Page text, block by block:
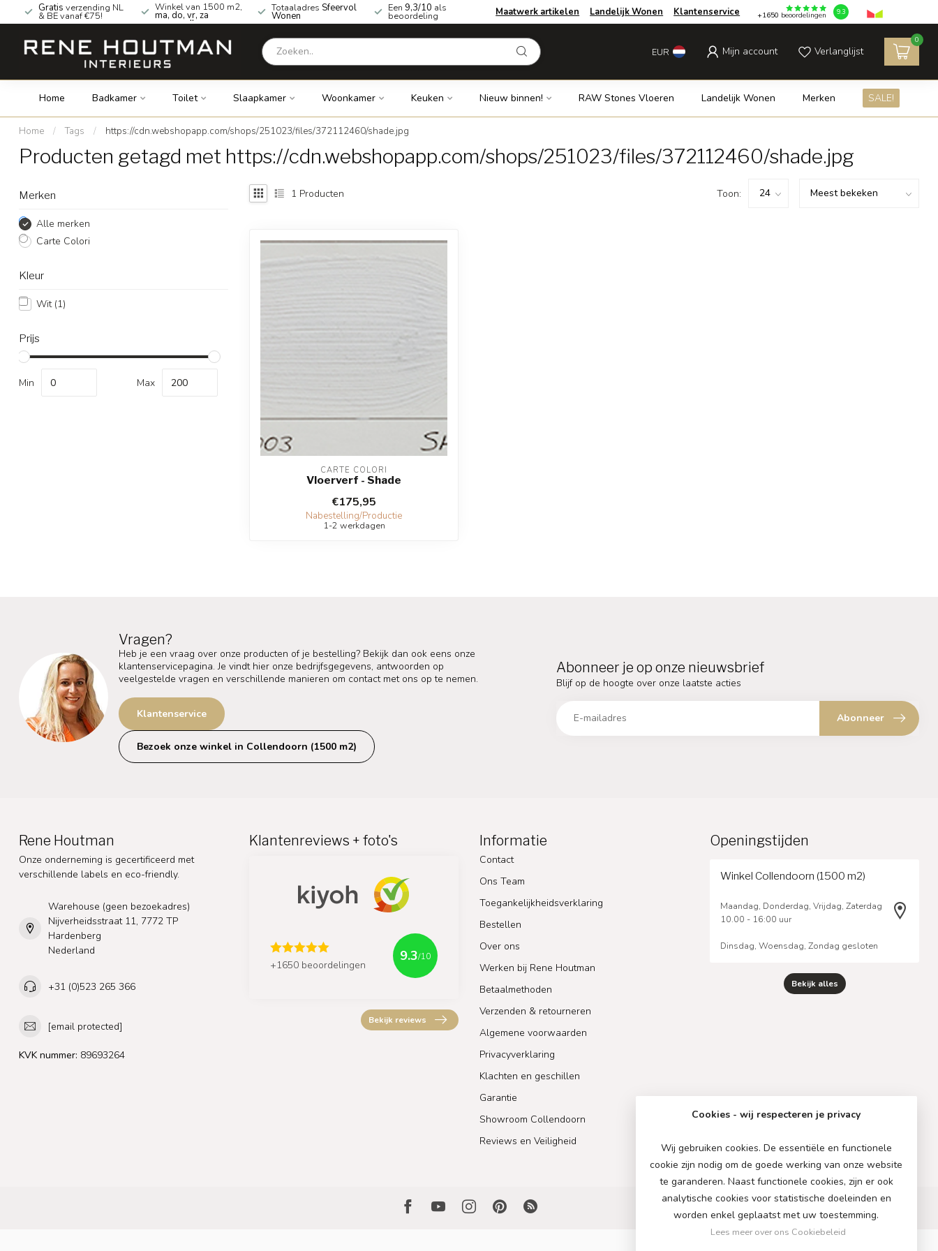
Gratis verzending NL
& BE vanaf €75!
Winkel van 1500 m2,
ma, do, vr, za
geopend!
Totaaladres Sfeervol
Wonen
Een 9,3/10 als
beoordeling Maatwerk artikelen Landelijk Wonen Klantenservice +1650 beoordelingen 9.3
EUR Mijn account Verlanglijst
0
Home Badkamer Toilet Slaapkamer Woonkamer Keuken Nieuw binnen! RAW Stones Vloeren Landelijk Wonen Merken SALE!
Home / Tags / https://cdn.webshopapp.com/shops/251023/files/372112460/shade.jpg
Producten getagd met https://cdn.webshopapp.com/shops/251023/files/372112460/shade.jpg
Merken
Alle merken
Carte Colori
Kleur
Wit (1)
Prijs
Min Max
1 Producten Toon:
CARTE COLORI
Vloerverf - Shade
€175,95
Nabestelling/Productie
1-2 werkdagen
Vragen?
Heb je een vraag over onze producten of je bestelling? Bekijk dan ook eens onze
klantenservicepagina. Je vindt hier onze bedrijfsgegevens, antwoorden op
veelgestelde vragen en verschillende manieren om contact met ons op te nemen.
Klantenservice
Bezoek onze winkel in Collendoorn (1500 m2)
Abonneer je op onze nieuwsbrief
Blijf op de hoogte over onze laatste acties
Abonneer
Rene Houtman
Onze onderneming is gecertificeerd met
verschillende labels en eco-friendly.
Warehouse (geen bezoekadres)
Nijverheidsstraat 11, 7772 TP
Hardenberg
Nederland
+31 (0)523 265 366
[email protected]
KVK nummer: 89693264
Klantenreviews + foto's
+1650 beoordelingen
9.3/10
Bekijk reviews
Informatie
Contact
Ons Team
Toegankelijkheidsverklaring
Bestellen
Over ons
Werken bij Rene Houtman
Betaalmethoden
Verzenden & retourneren
Algemene voorwaarden
Privacyverklaring
Klachten en geschillen
Garantie
Showroom Collendoorn
Reviews en Veiligheid
Openingstijden
Winkel Collendoorn (1500 m2)
Maandag, Donderdag, Vrijdag, Zaterdag
10.00 - 16:00 uur
Dinsdag, Woensdag, Zondag gesloten
Bekijk alles
Cookies - wij respecteren je privacy
Wij gebruiken cookies. De essentiële en functionele
cookie zijn nodig om de goede werking van onze website
te garanderen. Naast functionele cookies, zijn er ook
analytische cookies voor statistische doeleinden en
worden enkel geplaatst met uw toestemming.
Lees meer over ons Cookiebeleid